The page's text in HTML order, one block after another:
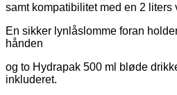
samt kompatibilitet med en 2
En sikker lynlåslomme foran
hånden
og to Hydrapak 500 ml bløde
inkluderet.